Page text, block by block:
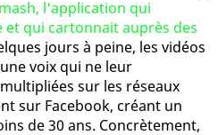
l'application qui
qui cartonnait auprès des
jours à peine, les vidéos
voix qui ne leur
sur les réseaux
sur Facebook, créant un
de 30 ans. Concrètement,